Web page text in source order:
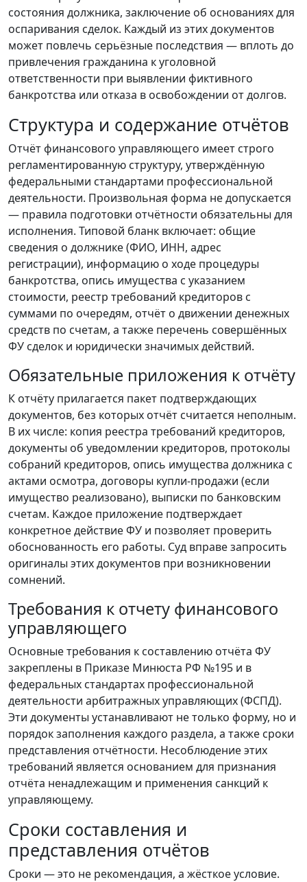
состояния должника, заключение об основаниях для
оспаривания сделок. Каждый из этих документов
может повлечь серьёзные последствия — вплоть до
привлечения гражданина к уголовной
ответственности при выявлении фиктивного
банкротства или отказа в освобождении от долгов.
Структура и содержание отчётов
Отчёт финансового управляющего имеет строго
регламентированную структуру, утверждённую
федеральными стандартами профессиональной
деятельности. Произвольная форма не допускается
— правила подготовки отчётности обязательны для
исполнения. Типовой бланк включает: общие
сведения о должнике (ФИО, ИНН, адрес
регистрации), информацию о ходе процедуры
банкротства, опись имущества с указанием
стоимости, реестр требований кредиторов с
суммами по очередям, отчёт о движении денежных
средств по счетам, а также перечень совершённых
ФУ сделок и юридически значимых действий.
Обязательные приложения к отчёту
К отчёту прилагается пакет подтверждающих
документов, без которых отчёт считается неполным.
В их числе: копия реестра требований кредиторов,
документы об уведомлении кредиторов, протоколы
собраний кредиторов, опись имущества должника с
актами осмотра, договоры купли-продажи (если
имущество реализовано), выписки по банковским
счетам. Каждое приложение подтверждает
конкретное действие ФУ и позволяет проверить
обоснованность его работы. Суд вправе запросить
оригиналы этих документов при возникновении
сомнений.
Требования к отчету финансового
управляющего
Основные требования к составлению отчёта ФУ
закреплены в Приказе Минюста РФ №195 и в
федеральных стандартах профессиональной
деятельности арбитражных управляющих (ФСПД).
Эти документы устанавливают не только форму, но и
порядок заполнения каждого раздела, а также сроки
представления отчётности. Несоблюдение этих
требований является основанием для признания
отчёта ненадлежащим и применения санкций к
управляющему.
Сроки составления и
представления отчётов
Сроки — это не рекомендация, а жёсткое условие.